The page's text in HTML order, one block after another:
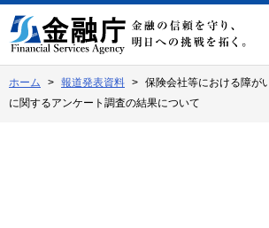
文
へ
動
ホーム 報道発表資料
保険会社等における障が
に関するアンケート調査の結果について